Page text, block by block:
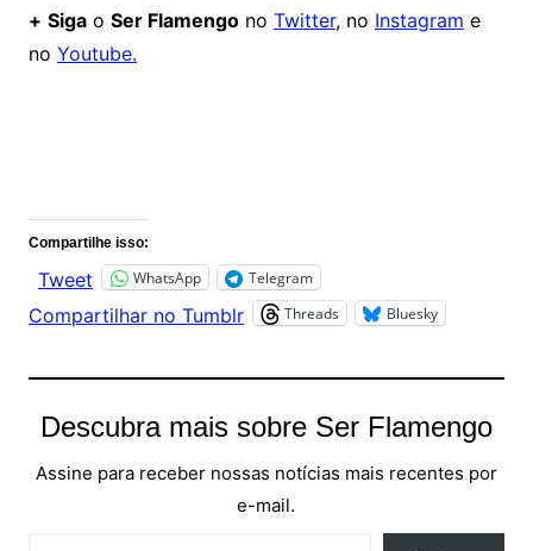
+ Sigao Ser Flamengono Twitter, no Instagram e
no Youtube.
Compartilhe isso:
Tweet WhatsApp Telegram
Compartilhar no Tumblr Threads Bluesky
Descubra mais sobre Ser Flamengo
Assine para receber nossas notícias mais recentes por
e-mail.